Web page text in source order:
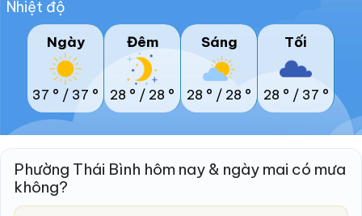
Nhiệt độ
Ngày
37 ° / 37 °
Đêm
28 ° / 28 °
Sáng
28 ° / 28 °
Tối
28 ° / 37 °
Phường Thái Bình hôm nay & ngày mai có mưa
không?